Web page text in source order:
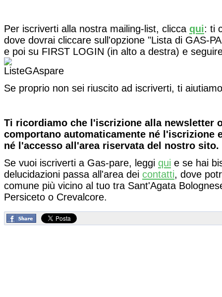
Per iscriverti alla nostra mailing-list, clicca qui: ti
dove dovrai cliccare sull'opzione "Lista di GAS-
e poi su FIRST LOGIN (in alto a destra) e
Se proprio non sei riuscito ad iscriverti, ti
Ti ricordiamo che l'iscrizione alla newsletter
comportano automaticamente né l'iscrizione
né l'accesso all'area riservata del nostro sito.
Se vuoi iscriverti a Gas-pare, leggi qui e se hai
delucidazioni passa all'area dei contatti, dove
comune più vicino al tuo tra Sant'Agata
Persiceto o Crevalcore.